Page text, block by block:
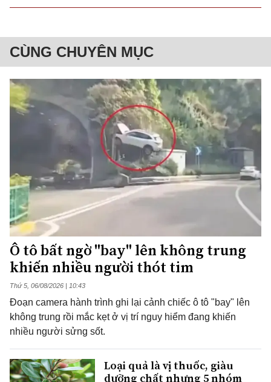
CÙNG CHUYÊN MỤC
Ô tô bất ngờ "bay" lên không trung
khiến nhiều người thót tim
Thứ 5, 06/08/2026 | 10:43
Đoạn camera hành trình ghi lại cảnh chiếc ô tô "bay" lên
không trung rồi mắc kẹt ở vị trí nguy hiểm đang khiến
nhiều người sửng sốt.
Loại quả là vị thuốc, giàu
dưỡng chất nhưng 5 nhóm